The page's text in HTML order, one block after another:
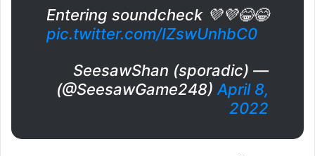
Entering soundcheck 💜💜😂😂
pic.twitter.com/IZswUnhbC0
— SeesawShan (sporadic)
(@SeesawGame248) April 8,
2022